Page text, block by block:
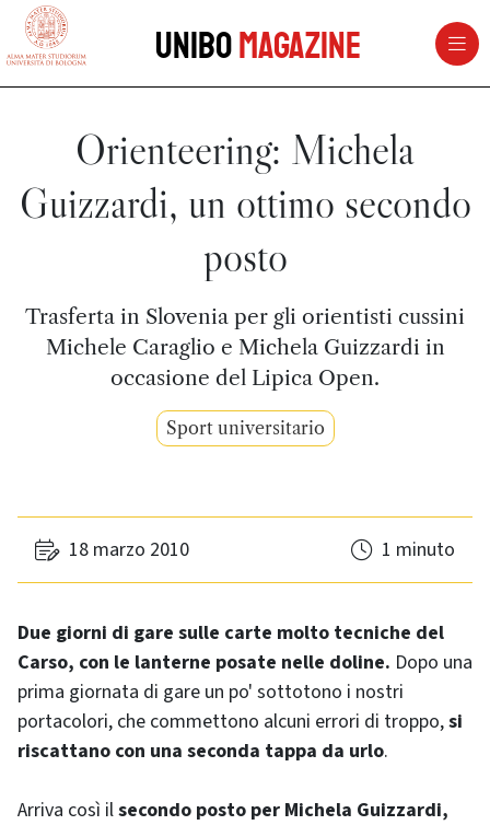
vai al contenuto della pagina
UniboMagazine
Orienteering: Michela
Guizzardi, un ottimo secondo
posto
Trasferta in Slovenia per gli orientisti cussini
Michele Caraglio e Michela Guizzardi in
occasione del Lipica Open.
Sport universitario
18 marzo 2010 1 minuto
Due giorni di gare sulle carte molto tecniche del
Carso, con le lanterne posate nelle doline. Dopo una
prima giornata di gare un po' sottotono i nostri
portacolori, che commettono alcuni errori di troppo,si
riscattano con una seconda tappa da urlo.
Arriva così ilsecondo posto per Michela Guizzardi,